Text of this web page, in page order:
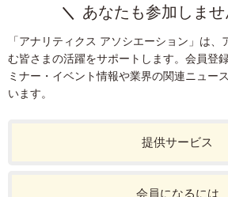
クリエイティブ
LPO ビジュアライズ CRM
Google Search Console
Facebook広告 AI広
ユーザー分析
Google Data Portal リスティ
webマーケター
あなたも参加しませ
「アナリティクス アソシエーション」は、
む皆さまの活躍をサポートします。会員登
ミナー・イベント情報や業界の関連ニュー
います。
提供サービス
会員になるには